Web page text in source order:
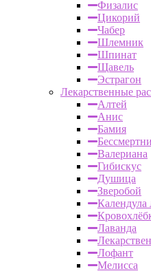
Физалис
Цикорий
Чабер
Шлемник
Шпинат
Щавель
Эстрагон
Лекарственные
Алтей
Анис
Бамия
Валериана
Гибискус
Душица
Зверобой
Календула
Лаванда
Лофант
Мелисса